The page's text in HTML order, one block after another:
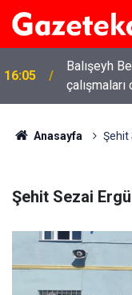
16:05
Balışeyh
Anasayfa Şehit
Şehit Sezai